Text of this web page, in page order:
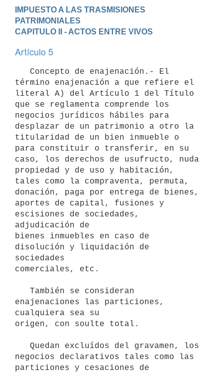
IMPUESTO A LAS TRASMISIONES
PATRIMONIALES
CAPITULO II - ACTOS ENTRE VIVOS
Artículo 5
término enajenación a que refiere el
literal A) del Artículo 1 del Título
que se reglamenta comprende los
negocios jurídicos hábiles para
desplazar de un patrimonio a otro la
titularidad de un bien inmueble o
para constituir o transferir, en su
caso, los derechos de usufructo, nuda
propiedad y de uso y habitación,
tales como la compraventa, permuta,
donación, paga por entrega de bienes,
aportes de capital, fusiones y
escisiones de sociedades,
adjudicación de
bienes inmuebles en caso de
disolución y liquidación de
sociedades
comerciales, etc.
enajenaciones las particiones,
cualquiera sea su
origen, con soulte total.
negocios declarativos tales como las
particiones y cesaciones de